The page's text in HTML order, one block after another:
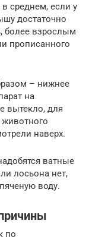
среднем, если у
достаточно
более взрослым
прописанного
– нижнее
на
вытекло, для
наверх.
ватные
лосьона нет,
воду.
по